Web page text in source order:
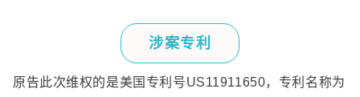
涉案专利
原告此次维权的是美国专利号US11911650，专利名称为